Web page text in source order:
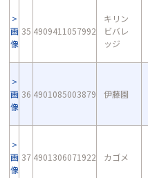
画
像
35 4909411057992
キリン
ビバレ
ッジ
画
像
36 4901085003879 伊藤園
画
像
37 4901306071922 カゴメ